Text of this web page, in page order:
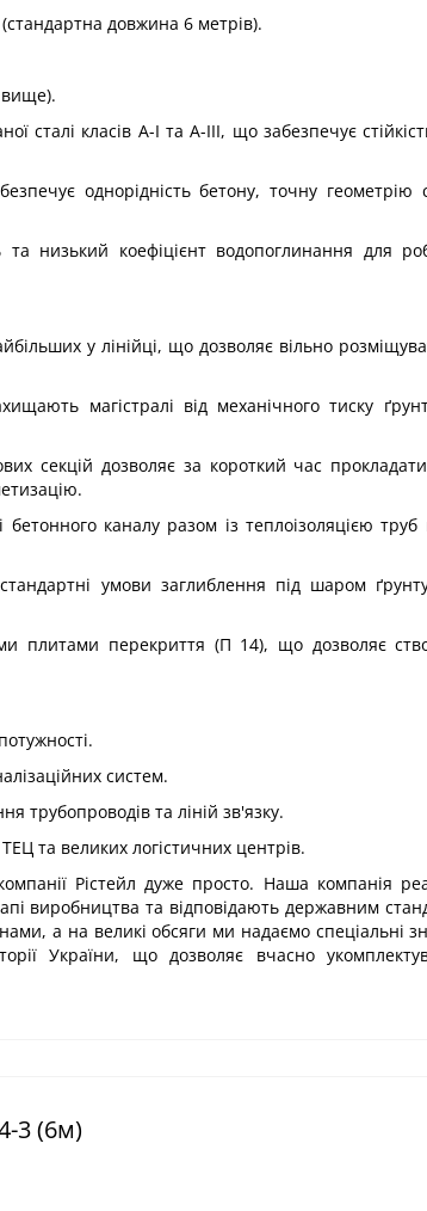
довжина 6 метрів).
вище).
сталі класів А-I та А-III, що забезпечує
однорідність бетону, точну геометрію
та низький коефіцієнт водопоглинання для
у лінійці, що дозволяє вільно
магістралі від механічного тиску
секцій дозволяє за короткий час прокладати
каналу разом із теплоізоляцією труб
умови заглиблення під шаром
плитами перекриття (П 14), що дозволяє
систем.
трубопроводів та ліній зв'язку.
та великих логістичних центрів.
Рістейл дуже просто. Наша компанія
виробництва та відповідають державним
а на великі обсяги ми надаємо спеціальні
України, що дозволяє вчасно
3 (6м)